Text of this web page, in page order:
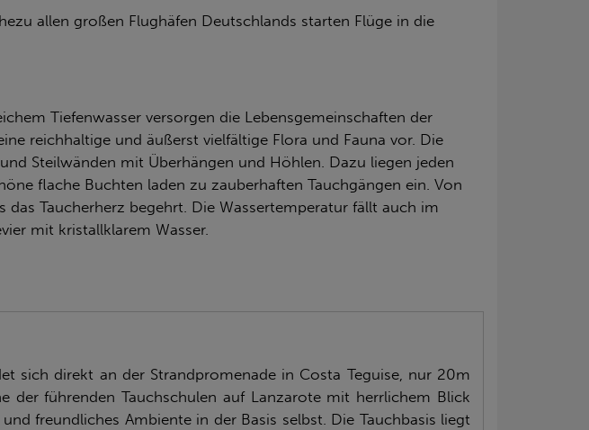
allen großen Flughäfen Deutschlands starten Flüge in die
Tiefenwasser versorgen die Lebensgemeinschaften der
reichhaltige und äußerst vielfältige Flora und Fauna vor. Die
Steilwänden mit Überhängen und Höhlen. Dazu liegen jeden
flache Buchten laden zu zauberhaften Tauchgängen ein. Von
Taucherherz begehrt. Die Wassertemperatur fällt auch im
mit kristallklarem Wasser.
sich direkt an der Strandpromenade in Costa Teguise, nur 20m
der führenden Tauchschulen auf Lanzarote mit herrlichem Blick
freundliches Ambiente in der Basis selbst. Die Tauchbasis liegt